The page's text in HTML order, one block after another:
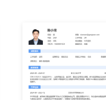
全事件按照流程上报；协助资
整理；值班期间共处理安全告
障业务网络全年无重大安全策